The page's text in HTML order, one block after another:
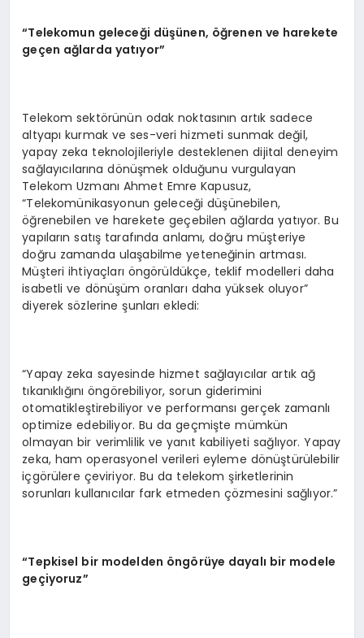
“Telekomun geleceği düşünen, öğrenen ve harekete
geçen ağlarda yatıyor”
Telekom sektörünün odak noktasının artık sadece
altyapı kurmak ve ses-veri hizmeti sunmak değil,
yapay zeka teknolojileriyle desteklenen dijital deneyim
sağlayıcılarına dönüşmek olduğunu vurgulayan
Telekom Uzmanı Ahmet Emre Kapusuz,
“Telekomünikasyonun geleceği düşünebilen,
öğrenebilen ve harekete geçebilen ağlarda yatıyor. Bu
yapıların satış tarafında anlamı, doğru müşteriye
doğru zamanda ulaşabilme yeteneğinin artması.
Müşteri ihtiyaçları öngörüldükçe, teklif modelleri daha
isabetli ve dönüşüm oranları daha yüksek oluyor”
diyerek sözlerine şunları ekledi:
“Yapay zeka sayesinde hizmet sağlayıcılar artık ağ
tıkanıklığını öngörebiliyor, sorun giderimini
otomatikleştirebiliyor ve performansı gerçek zamanlı
optimize edebiliyor. Bu da geçmişte mümkün
olmayan bir verimlilik ve yanıt kabiliyeti sağlıyor. Yapay
zeka, ham operasyonel verileri eyleme dönüştürülebilir
içgörülere çeviriyor. Bu da telekom şirketlerinin
sorunları kullanıcılar fark etmeden çözmesini sağlıyor.”
“Tepkisel bir modelden öngörüye dayalı bir modele
geçiyoruz”